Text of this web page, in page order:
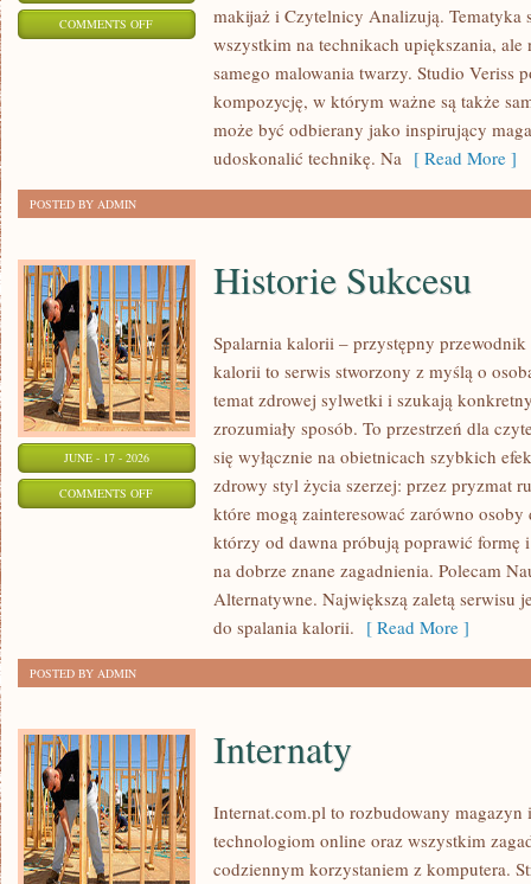
COMMENTS OFFON
POCZĄTKUJĄCEJ
makijaż i Czytelnicy Analizują. Tematyka
wszystkim na technikach upiększania, ale
samego malowania twarzy. Studio Veriss
kompozycję, w którym ważne są także
może być odbierany jako inspirujący
udoskonalić technikę. Na [ Read More ]
POSTED BY ADMIN
JUNE - 17 - 2026
COMMENTS OFFON
Historie Sukcesu
Spalarnia kalorii – przystępny
kalorii to serwis stworzony z myślą o
temat zdrowej sylwetki i szukają
zrozumiały sposób. To przestrzeń dla
się wyłącznie na obietnicach szybkich
zdrowy styl życia szerzej: przez pryzmat
które mogą zainteresować zarówno
którzy od dawna próbują poprawić formę
na dobrze znane zagadnienia. Polecam
Alternatywne. Największą zaletą serwisu
do spalania kalorii. [ Read More ]
POSTED BY ADMIN
Internaty
Internat.com.pl to rozbudowany
technologiom online oraz wszystkim
codziennym korzystaniem z komputera.